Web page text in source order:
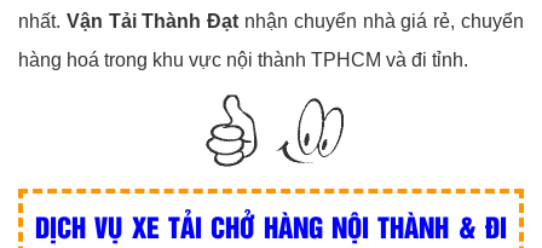
nhất. Vận Tải Thành Đạt nhận chuyển nhà giá rẻ, chuyển
hàng hoá trong khu vực nội thành TPHCM và đi tỉnh.
DỊCH VỤ XE TẢI CHỞ HÀNG NỘI THÀNH & ĐI